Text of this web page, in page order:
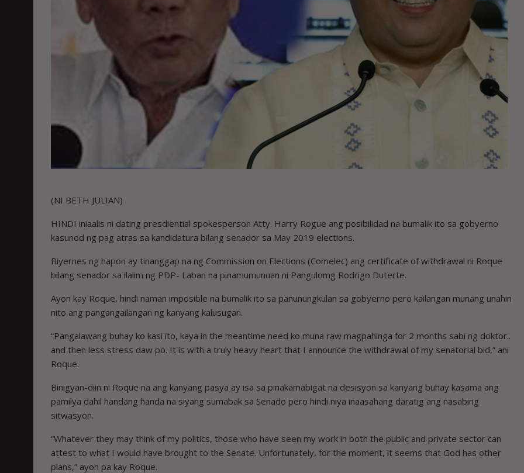
(NI BETH JULIAN)
HINDI iniaalis ni dating presdiential spokesperson Atty. Harry Rogue ang posibilidad na bumalik ito sa gobyerno
kasunod ng pag atras sa kandidatura bilang senador sa May 2019 elections.
Biyernes ng hapon ay tinanggap na ng Commission on Elections (Comelec) ang certificate of withdrawal ni Roque
bilang senador sa ilalim ng PDP- Laban na pinamumunuan ni Pangulomg Rodrigo Duterte.
Ayon kay Roque, hindi naman imposible na bumalik ito sa panunungkulan sa gobyerno pero kailangan munang unahin
nito ang pangangailangan ng kanyang kalusugan.
“Pangalawang buhay ko kasi ito, kaya in the meantime need ko muna raw magpahinga for 2 months sabi ng doktor..
and then less stress daw po. It is with a truly heavy heart that I announce the withdrawal of my senatorial bid,” ani
Roque.
Binigyan-diin ni Roque na ang kanyang pasya ay isa sa pinakamabigat na desisyon sa kanyang buhay kasama ang
pamilya dahil handang handa na siyang sumabak sa Senado pero hindi niya inaasahang daratig ang nasabing
sitwasyon.
“Whatever they may think of my politics, those who have seen my work in both the public and private sector can
attest to what I would have brought to the Senate. Unfortunately, for the moment, it seems that God has other
plans,” ayon pa kay Roque.